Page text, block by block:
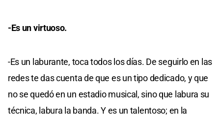
-Es un virtuoso.
-Es un laburante, toca todos los días. De seguirlo en las
redes te das cuenta de que es un tipo dedicado, y que
no se quedó en un estadio musical, sino que labura su
técnica, labura la banda. Y es un talentoso; en la